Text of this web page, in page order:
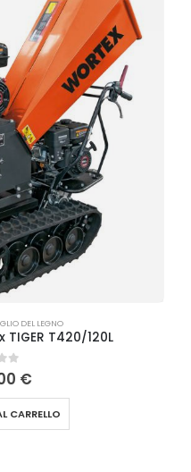
DEL LEGNO
T420/120L
€
CARRELLO